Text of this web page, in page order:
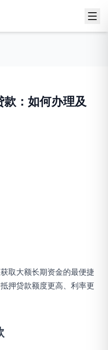
：如何办理及
取大额长期资金的最便捷
押贷款额度更高、利率更